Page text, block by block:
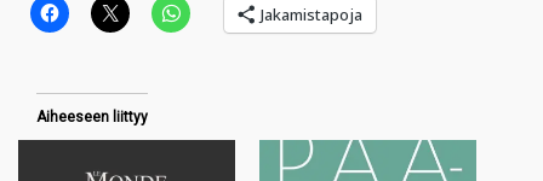
Jakamistapoja
Aiheeseen liittyy